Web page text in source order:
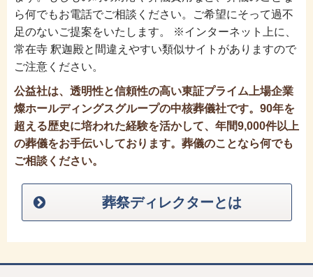
ら何でもお電話でご相談ください。ご希望にそって過不
足のないご提案をいたします。 ※インターネット上に、
常在寺 釈迦殿と間違えやすい類似サイトがありますので
ご注意ください。
公益社は、透明性と信頼性の高い東証プライム上場企業
燦ホールディングスグループの中核葬儀社です。90年を
超える歴史に培われた経験を活かして、年間9,000件以上
の葬儀をお手伝いしております。葬儀のことなら何でも
ご相談ください。
葬祭ディレクターとは